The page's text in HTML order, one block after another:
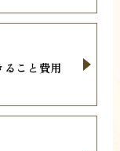
こと費用